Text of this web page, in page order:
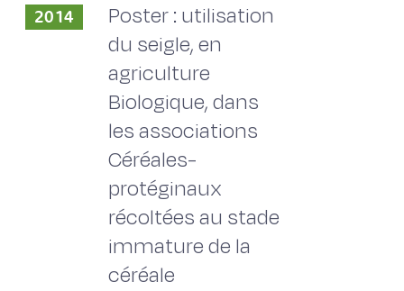
2014
Poster : utilisation
du seigle, en
agriculture
Biologique, dans
les associations
Céréales-
protéginaux
récoltées au stade
immature de la
céréale